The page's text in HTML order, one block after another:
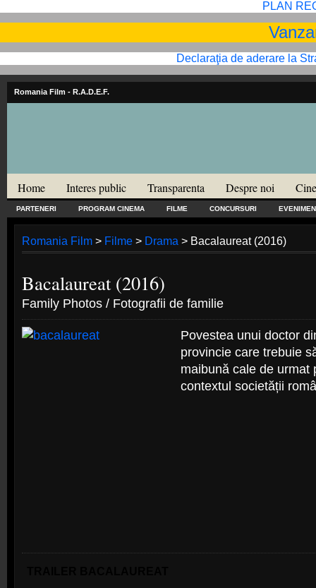
PLAN
Declaraţia de aderare la
Romania Film - R.A.D.E.F.
Home Interes public Transparenta Despre noi
PARTENERI PROGRAM CINEMA FILME CONCURSURI
Romania Film> Filme> Drama > Bacalaureat (2016)
Bacalaureat (2016)
Family Photos / Fotografii de familie
Povestea unui doctor
provincie care trebuie
maibună cale de urmat
contextul societății